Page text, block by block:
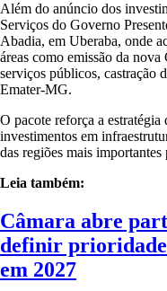
Além do anúncio dos
Serviços do Governo
Abadia, em Uberaba, onde
áreas como emissão da
serviços públicos, castração
Emater-MG.
O pacote reforça a
investimentos em
das regiões mais
Leia também:
Câmara abre
definir
em 2027